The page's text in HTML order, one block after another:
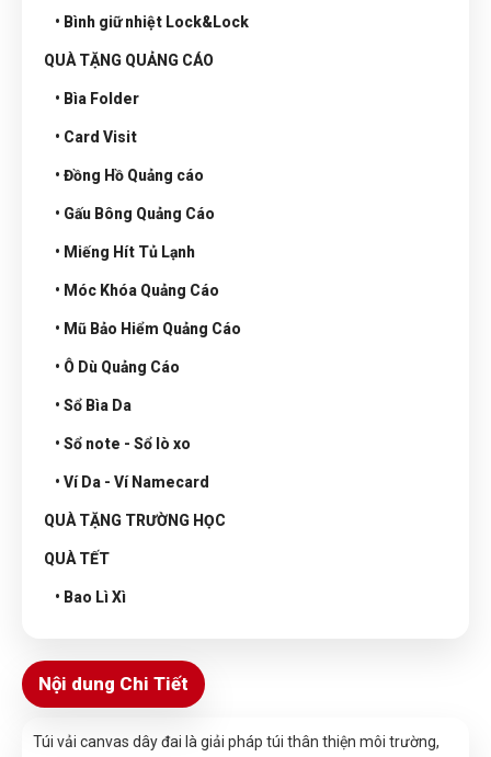
• Bình giữ nhiệt Lock&Lock
QUÀ TẶNG QUẢNG CÁO
• Bìa Folder
• Card Visit
• Đồng Hồ Quảng cáo
• Gấu Bông Quảng Cáo
• Miếng Hít Tủ Lạnh
• Móc Khóa Quảng Cáo
• Mũ Bảo Hiểm Quảng Cáo
• Ô Dù Quảng Cáo
• Sổ Bìa Da
• Sổ note - Sổ lò xo
• Ví Da - Ví Namecard
QUÀ TẶNG TRƯỜNG HỌC
QUÀ TẾT
• Bao Lì Xì
Nội dung Chi Tiết
Túi vải canvas dây đai là giải pháp túi thân thiện môi trường,